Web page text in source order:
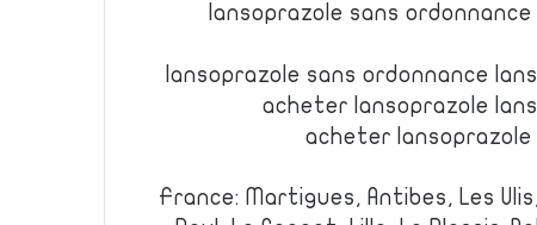
lansoprazole sans
lansoprazole sans ordonnance
acheter lansoprazole
acheter
France: Martigues, Antibes, Les